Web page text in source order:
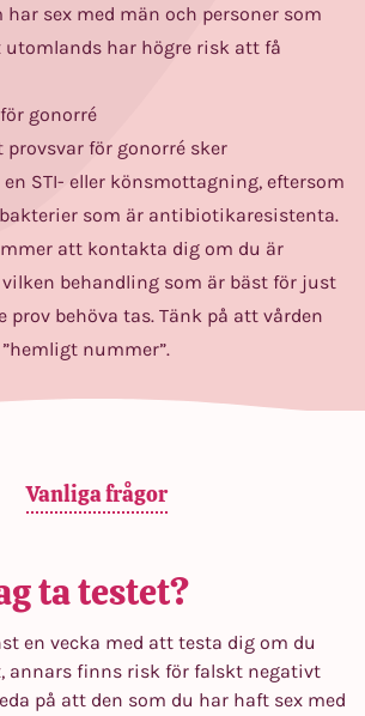
har sex med män och personer som
utomlands har högre risk att få
gonorré
för gonorré sker
STI- eller könsmottagning, eftersom
som är antibiotikaresistenta.
att kontakta dig om du är
behandling som är bäst för just
prov behöva tas. Tänk på att vården
nummer”.
Vanliga frågor
ta testet?
en vecka med att testa dig om du
annars finns risk för falskt negativt
på att den som du har haft sex med